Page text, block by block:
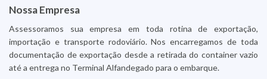
Nossa Empresa
Assessoramos sua empresa em toda rotina de exportação,
importação e transporte rodoviário. Nos encarregamos de toda
documentação de exportação desde a retirada do container vazio
até a entrega no Terminal Alfandegado para o embarque.